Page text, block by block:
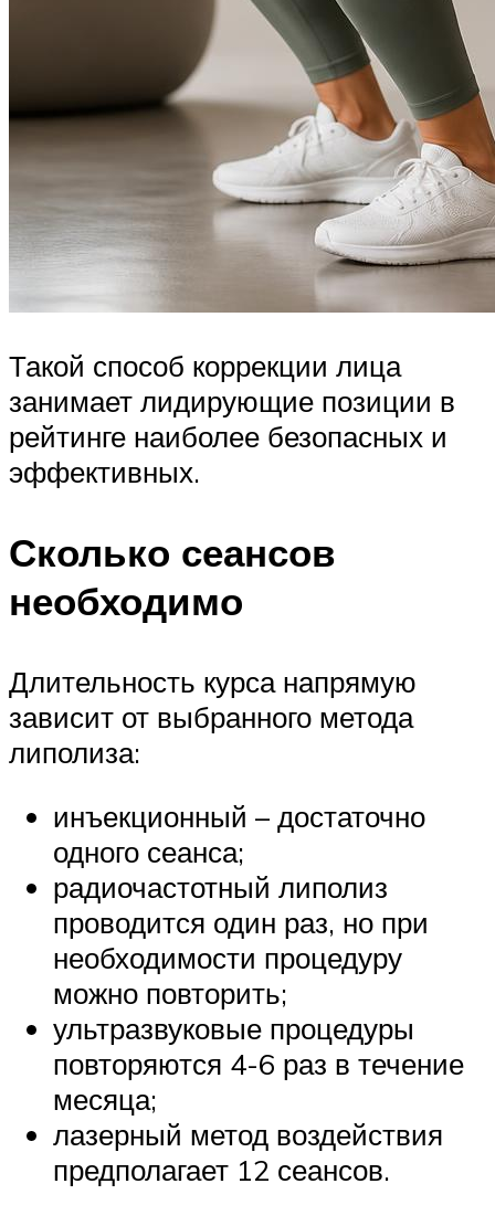
Такой способ коррекции лица
занимает лидирующие позиции в
рейтинге наиболее безопасных и
эффективных.
Сколько сеансов
необходимо
Длительность курса напрямую
зависит от выбранного метода
липолиза:
инъекционный – достаточно
одного сеанса;
радиочастотный липолиз
проводится один раз, но при
необходимости процедуру
можно повторить;
ультразвуковые процедуры
повторяются 4-6 раз в течение
месяца;
лазерный метод воздействия
предполагает 12 сеансов.